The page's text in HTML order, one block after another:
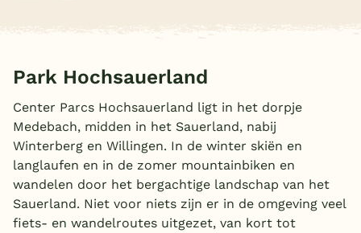
Park Hochsauerland
Center Parcs Hochsauerland ligt in het dorpje
Medebach, midden in het Sauerland, nabij
Winterberg en Willingen. In de winter skiën en
langlaufen en in de zomer mountainbiken en
wandelen door het bergachtige landschap van het
Sauerland. Niet voor niets zijn er in de omgeving veel
fiets- en wandelroutes uitgezet, van kort tot